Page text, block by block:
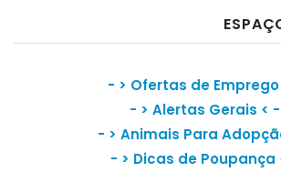
- > Ofertas de Emprego
- > Alertas Gerais < -
- > Animais Para
- > Dicas de Poupança